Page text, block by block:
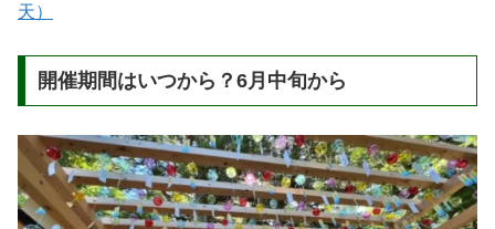
天）
開催期間はいつから？6月中旬から